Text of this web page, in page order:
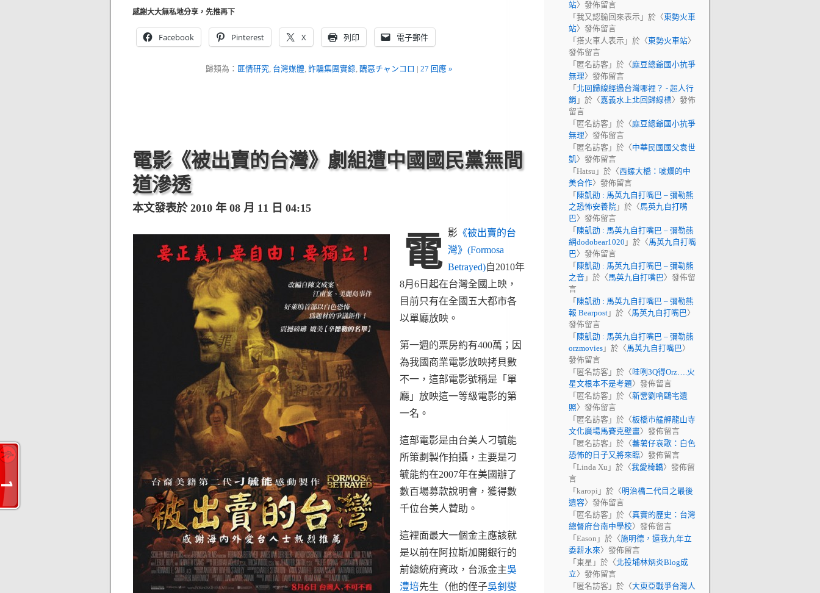
感謝大大無私地分享，先推再下
Facebook Pinterest X 列印 電子郵件
歸類為： 匪情研究, 台灣媒體, 詐騙集團實錄, 醜惡チャンコロ 27 回應 »
電影《被出賣的台灣》劇組遭中國國民黨無間
道滲透
本文發表於 2010 年 08 月 11 日 04:15
電 影 《被出賣的台
灣》(Formosa
Betrayed)自2010年
8月6日起在台灣全國上映，
目前只有在全國五大都市各
以單廳放映。
第一週的票房約有400萬；因
為我國商業電影放映拷貝數
不一，這部電影號稱是「單
廳」放映這一等級電影的第
一名。
這部電影是由台美人刁毓能
所策劃製作拍攝，主要是刁
毓能約在2007年在美國辦了
數百場募款說明會，獲得數
千位台美人贊助。
這裡面最大一個金主應該就
是以前在阿拉斯加開銀行的
前總統府資政，台派金主吳
澧培先生（他的侄子吳釗燮
站〉發佈留言
「 我又認輸回來表示 」於〈 東勢火車
站〉發佈留言
「 搭火車人表示 」於〈 東勢火車站〉
發佈留言
「 匿名訪客 」於〈麻豆總爺國小抗爭
無理〉發佈留言
「 北回歸線經過台灣哪裡？ - 超人行
銷 」於〈嘉義水上北回歸線標〉發佈
留言
「 匿名訪客 」於〈麻豆總爺國小抗爭
無理〉發佈留言
「 匿名訪客 」於〈中華民國國父袁世
凱〉發佈留言
「 Hatsu 」於〈西螺大橋：唬爛的中
美合作〉發佈留言
「 陳凱劭 : 馬英九自打嘴巴 – 彌勒熊
之恐怖安養院 」於〈馬英九自打嘴
巴〉發佈留言
「 陳凱劭 : 馬英九自打嘴巴 – 彌勒熊
網dodobear1020 」於〈馬英九自打嘴
巴〉發佈留言
「 陳凱劭 : 馬英九自打嘴巴 – 彌勒熊
之音 」於〈馬英九自打嘴巴〉發佈留
言
「 陳凱劭 : 馬英九自打嘴巴 – 彌勒熊
報 Bearpost 」於〈馬英九自打嘴巴〉
發佈留言
「 陳凱劭 : 馬英九自打嘴巴 – 彌勒熊
orzmovies 」於〈馬英九自打嘴巴〉
發佈留言
「 匿名訪客 」於〈哇咧3Q得Orz….火
星文根本不是考題〉發佈留言
「 匿名訪客 」於〈新營劉吶鷗宅遺
照〉發佈留言
「 匿名訪客 」於〈板橋市艋舺龍山寺
文化廣場馬賽克壁畫〉發佈留言
「 匿名訪客 」於〈蕃薯仔哀歌：白色
恐怖的日子又將來臨〉發佈留言
「 Linda Xu 」於〈我愛椅轎〉發佈留
言
「 karopi 」於〈明治橋二代目之最後
遺容〉發佈留言
「 匿名訪客 」於〈真實的歷史：台灣
總督府台南中學校〉發佈留言
「 Eason 」於〈施明德，還我九年立
委薪水來〉發佈留言
「 東星 」於〈北投埔林炳炎Blog成
立〉發佈留言
「 匿名訪客 」於〈大東亞戰爭台灣人